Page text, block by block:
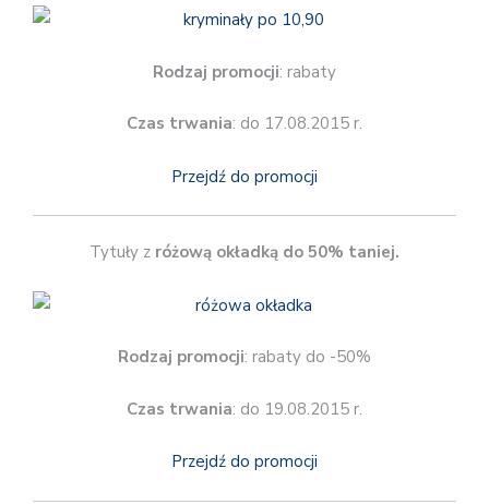
Rodzaj promocji: rabaty
Czas trwania: do 17.08.2015 r.
Przejdź do promocji
Tytuły z różową okładką do 50% taniej.
Rodzaj promocji: rabaty do -50%
Czas trwania: do 19.08.2015 r.
Przejdź do promocji